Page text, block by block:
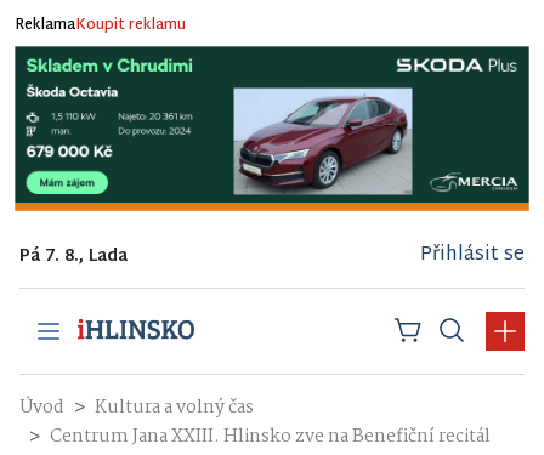
ReklamaKoupit reklamu
Pá 7. 8., Lada Přihlásit se
Úvod
Kultura a volný čas
Centrum Jana XXIII. Hlinsko zve na Benefiční recitál